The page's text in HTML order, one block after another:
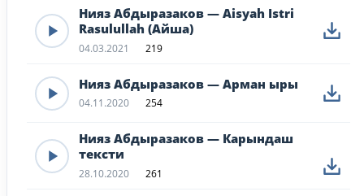
Нияз Абдыразаков — Aisyah Istri
Rasulullah (Айша)
04.03.2021 219
Нияз Абдыразаков — Арман ыры
04.11.2020 254
Нияз Абдыразаков — Карындаш
тексти
28.10.2020 261